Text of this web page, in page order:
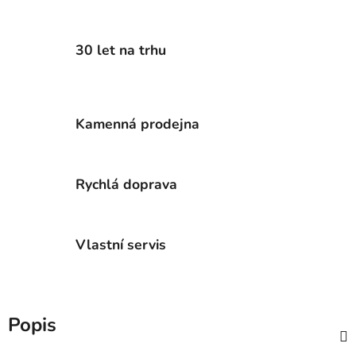
30 let na trhu
Kamenná prodejna
Rychlá doprava
Vlastní servis
Popis